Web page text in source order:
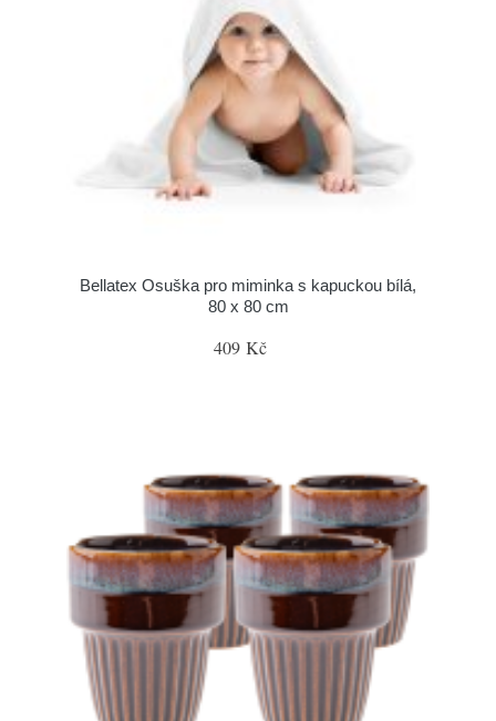
Bellatex Osuška pro miminka s kapuckou bílá,
80 x 80 cm
409 Kč